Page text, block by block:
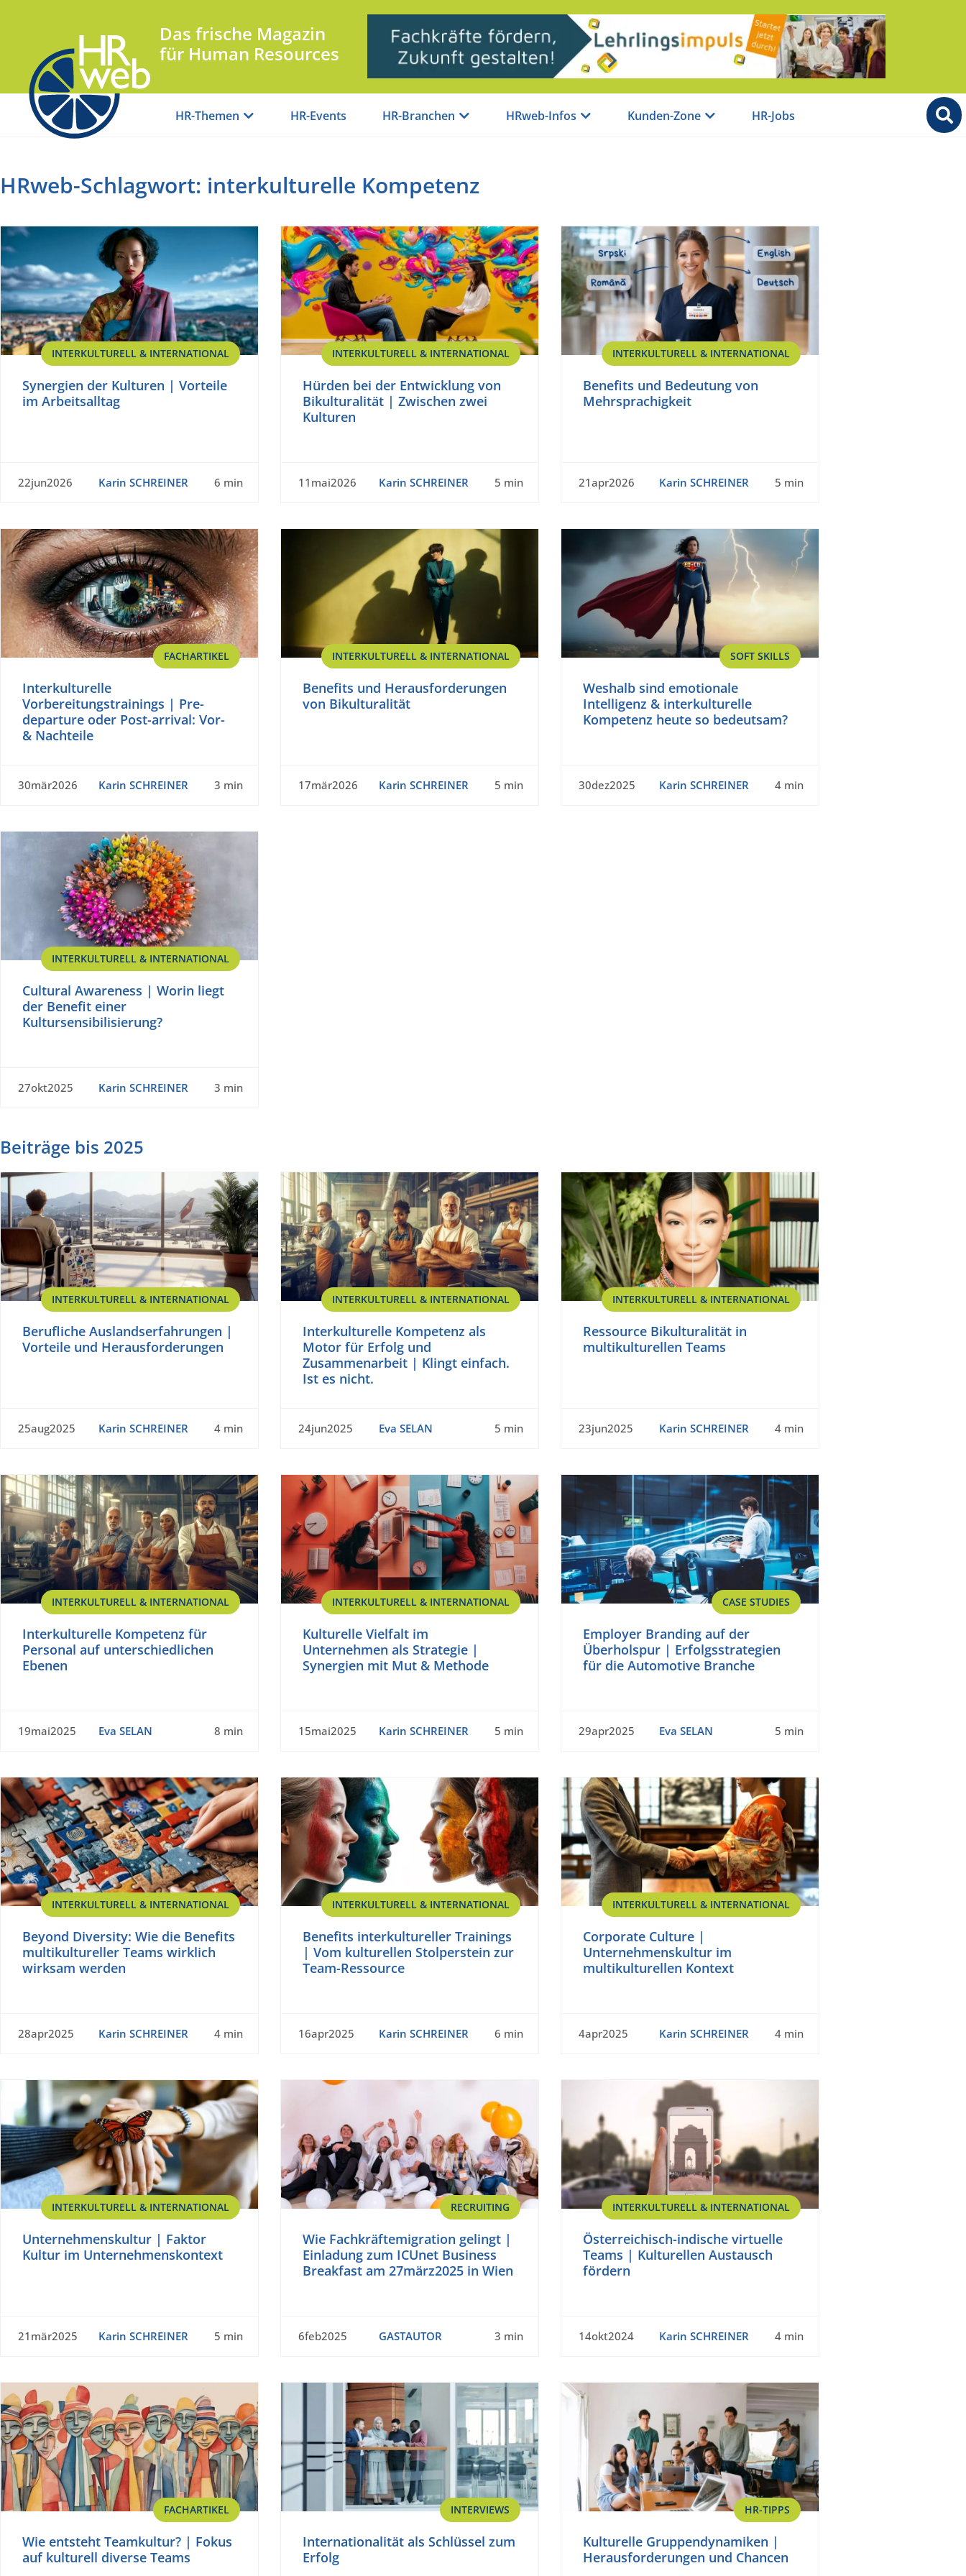
Das frische Magazin
für Human Resources
HR-Themen HR-Events HR-Branchen HRweb-Infos Kunden-Zone HR-Jobs
HRweb-Schlagwort: interkulturelle Kompetenz
INTERKULTURELL & INTERNATIONAL
Synergien der Kulturen | Vorteile
im Arbeitsalltag
22jun2026 Karin SCHREINER 6 min
INTERKULTURELL & INTERNATIONAL
Hürden bei der Entwicklung von
Bikulturalität | Zwischen zwei
Kulturen
11mai2026 Karin SCHREINER 5 min
INTERKULTURELL & INTERNATIONAL
Benefits und Bedeutung von
Mehrsprachigkeit
21apr2026 Karin SCHREINER 5 min
FACHARTIKEL
Interkulturelle
Vorbereitungstrainings | Pre-
departure oder Post-arrival: Vor-
& Nachteile
30mär2026 Karin SCHREINER 3 min
INTERKULTURELL & INTERNATIONAL
Benefits und Herausforderungen
von Bikulturalität
17mär2026 Karin SCHREINER 5 min
SOFT SKILLS
Weshalb sind emotionale
Intelligenz & interkulturelle
Kompetenz heute so bedeutsam?
30dez2025 Karin SCHREINER 4 min
INTERKULTURELL & INTERNATIONAL
Cultural Awareness | Worin liegt
der Benefit einer
Kultursensibilisierung?
27okt2025 Karin SCHREINER 3 min
Beiträge bis 2025
INTERKULTURELL & INTERNATIONAL
Berufliche Auslandserfahrungen |
Vorteile und Herausforderungen
25aug2025 Karin SCHREINER 4 min
INTERKULTURELL & INTERNATIONAL
Interkulturelle Kompetenz als
Motor für Erfolg und
Zusammenarbeit | Klingt einfach.
Ist es nicht.
24jun2025 Eva SELAN 5 min
INTERKULTURELL & INTERNATIONAL
Ressource Bikulturalität in
multikulturellen Teams
23jun2025 Karin SCHREINER 4 min
INTERKULTURELL & INTERNATIONAL
Interkulturelle Kompetenz für
Personal auf unterschiedlichen
Ebenen
19mai2025 Eva SELAN 8 min
INTERKULTURELL & INTERNATIONAL
Kulturelle Vielfalt im
Unternehmen als Strategie |
Synergien mit Mut & Methode
15mai2025 Karin SCHREINER 5 min
CASE STUDIES
Employer Branding auf der
Überholspur | Erfolgsstrategien
für die Automotive Branche
29apr2025 Eva SELAN 5 min
INTERKULTURELL & INTERNATIONAL
Beyond Diversity: Wie die Benefits
multikultureller Teams wirklich
wirksam werden
28apr2025 Karin SCHREINER 4 min
INTERKULTURELL & INTERNATIONAL
Benefits interkultureller Trainings
| Vom kulturellen Stolperstein zur
Team-Ressource
16apr2025 Karin SCHREINER 6 min
INTERKULTURELL & INTERNATIONAL
Corporate Culture |
Unternehmenskultur im
multikulturellen Kontext
4apr2025 Karin SCHREINER 4 min
INTERKULTURELL & INTERNATIONAL
Unternehmenskultur | Faktor
Kultur im Unternehmenskontext
21mär2025 Karin SCHREINER 5 min
RECRUITING
Wie Fachkräftemigration gelingt |
Einladung zum ICUnet Business
Breakfast am 27märz2025 in Wien
6feb2025 GASTAUTOR 3 min
INTERKULTURELL & INTERNATIONAL
Österreichisch-indische virtuelle
Teams | Kulturellen Austausch
fördern
14okt2024 Karin SCHREINER 4 min
FACHARTIKEL
Wie entsteht Teamkultur? | Fokus
auf kulturell diverse Teams
INTERVIEWS
Internationalität als Schlüssel zum
Erfolg
HR-TIPPS
Kulturelle Gruppendynamiken |
Herausforderungen und Chancen